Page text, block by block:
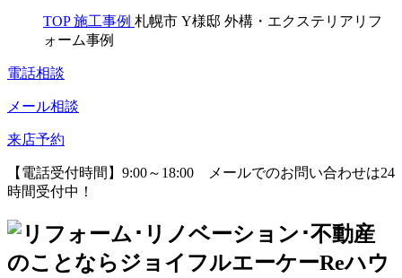
TOP 施工事例 札幌市 Y様邸 外構・エクステリアリフ
ォーム事例
電話相談
メール相談
来店予約
【電話受付時間】9:00～18:00
メールでのお問い合わせは24
時間受付中！